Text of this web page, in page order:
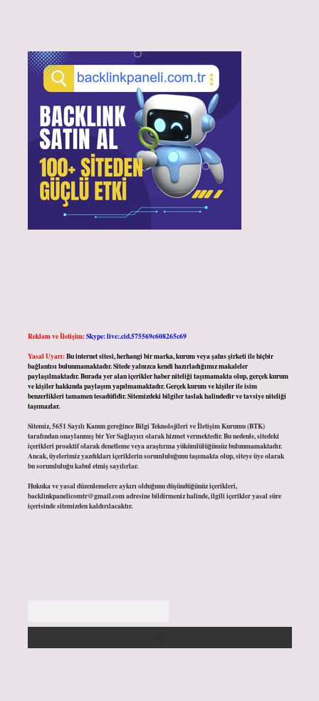
Reklam ve İletişim:Skype: live:.cid.575569c608265c69
Yasal Uyarı:Bu internet sitesi, herhangi bir marka, kurum veya şahıs şirketi ile hiçbir
bağlantısı bulunmamaktadır. Sitede yalnızca kendi hazırladığımız makaleler
paylaşılmaktadır. Burada yer alan içerikler haber niteliği taşımamakta olup, gerçek kurum
ve kişiler hakkında paylaşım yapılmamaktadır. Gerçek kurum ve kişiler ile isim
benzerlikleri tamamen tesadüfidir. Sitemizdeki bilgiler taslak halindedir ve tavsiye niteliği
taşımazlar.
Sitemiz, 5651 Sayılı Kanun gereğince Bilgi Teknolojileri ve İletişim Kurumu (BTK)
tarafından onaylanmış bir Yer Sağlayıcı olarak hizmet vermektedir. Bu nedenle, sitedeki
içerikleri proaktif olarak denetleme veya araştırma yükümlülüğümüz bulunmamaktadır.
Ancak, üyelerimiz yazdıkları içeriklerin sorumluluğunu taşımakta olup, siteye üye olarak
bu sorumluluğu kabul etmiş sayılırlar.
Hukuka ve yasal düzenlemelere aykırı olduğunu düşündüğünüz içerikleri,
backlinkpanelicomtr@gmail.comadresine bildirmeniz halinde, ilgili içerikler yasal süre
içerisinde sitemizden kaldırılacaktır.